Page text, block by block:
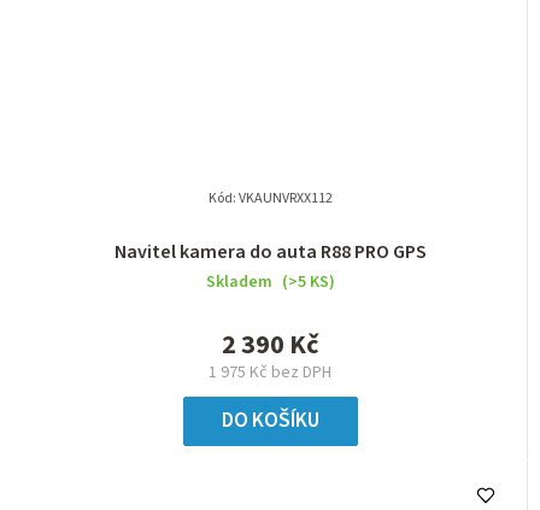
Navitel kamera do auta R88 PRO GPS
Skladem (>5 KS)
1 975 Kč bez DPH
2 390 Kč
DO KOŠÍKU
Kód:VKAUNVRXX112